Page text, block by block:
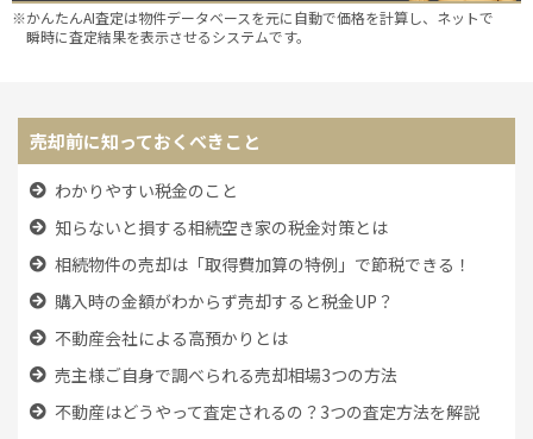
※かんたんAI査定は物件データベースを元に自動で価格を計算し、ネットで
瞬時に査定結果を表示させるシステムです。
売却前に知っておくべきこと
わかりやすい税金のこと
知らないと損する相続空き家の税金対策とは
相続物件の売却は「取得費加算の特例」で節税できる！
購入時の金額がわからず売却すると税金UP？
不動産会社による高預かりとは
売主様ご自身で調べられる売却相場3つの方法
不動産はどうやって査定されるの？3つの査定方法を解説